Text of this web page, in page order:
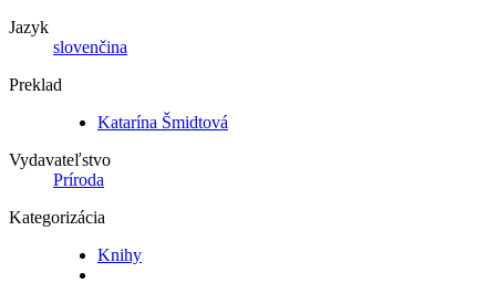
Jazyk
slovenčina
Preklad
Katarína Šmidtová
Vydavateľstvo
Príroda
Kategorizácia
Knihy